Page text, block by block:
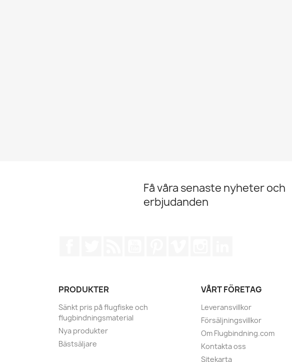
Få våra senaste nyheter och
erbjudanden
PRODUKTER
Sänkt pris på flugfiske och
flugbindningsmaterial
Nya produkter
Bästsäljare
VÅRT FÖRETAG
Leveransvillkor
Försäljningsvillkor
Om Flugbindning.com
Kontakta oss
Sitekarta